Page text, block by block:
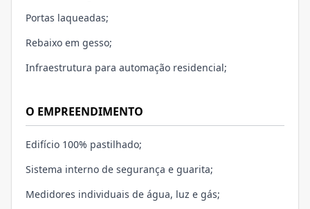
Portas laqueadas;
Rebaixo em gesso;
Infraestrutura para automação residencial;
O EMPREENDIMENTO
Edifício 100% pastilhado;
Sistema interno de segurança e guarita;
Medidores individuais de água, luz e gás;